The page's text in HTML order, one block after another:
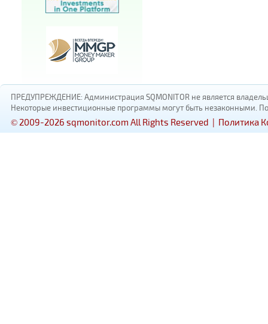
ПРЕДУПРЕЖДЕНИЕ: Администрация SQMONITOR не является
Некоторые инвестиционные программы могут быть незаконными.
© 2009-2026 sqmonitor.com All Rights Reserved | Политика